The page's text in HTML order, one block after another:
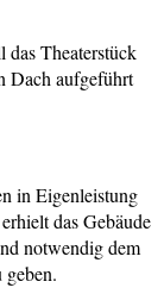
das Theaterstück
Dach aufgeführt
in Eigenleistung
das Gebäude
notwendig dem